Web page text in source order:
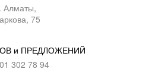
Алматы,
75
и ПРЕДЛОЖЕНИЙ
302 78 94